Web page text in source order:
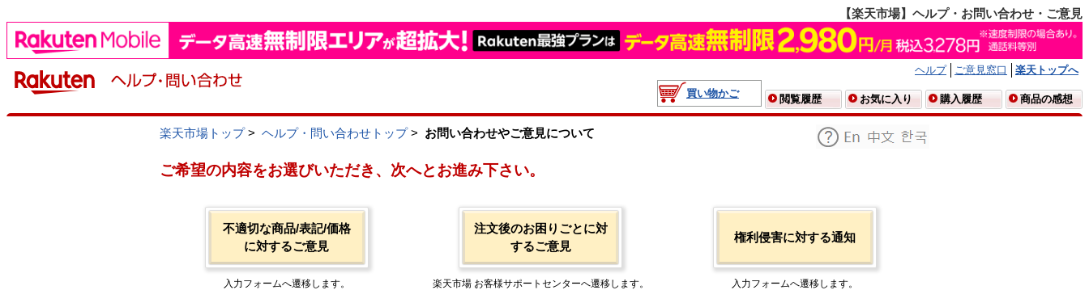
【楽天市場】ヘルプ・お問い合わせ・ご意見
ヘルプ ご意見窓口
楽天トップへ
買い物かご
閲覧履歴 お気に入り 購入履歴 商品の感想
楽天市場トップ> ヘルプ・問い合わせトップ> お問い合わせやご意見について
ご希望の内容をお選びいただき、次へとお進み下さい。
不適切な商品/表記/価格
に対するご意見
入力フォームへ遷移します。
注文後のお困りごとに対
するご意見
楽天市場 お客様サポートセンターへ遷移します。
権利侵害に対する通知
入力フォームへ遷移します。